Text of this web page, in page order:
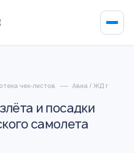
чек-листов Авиа / ЖД
и посадки
самолета